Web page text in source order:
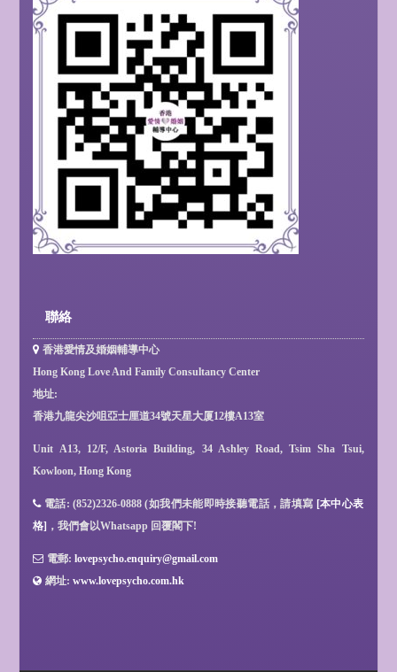
聯絡
香港愛情及婚姻輔導中心
Hong Kong Love And Family Consultancy Center
地址:
香港九龍尖沙咀亞士厘道34號天星大厦12樓A13室
Unit A13, 12/F, Astoria Building, 34 Ashley Road, Tsim Sha Tsui,
Kowloon, Hong Kong
電話: (852)2326-0888 (如我們未能即時接聽電話，請填寫 [本中心表
格] ，我們會以Whatsapp 回覆閣下!
電郵: lovepsycho.enquiry@gmail.com
網址: www.lovepsycho.com.hk